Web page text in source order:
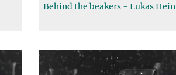
Behind the beakers - Lukas Hein